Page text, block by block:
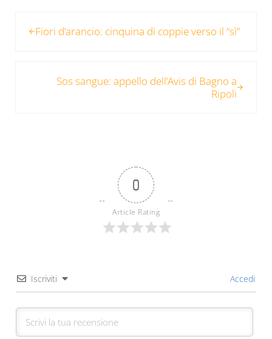
Fiori d’arancio: cinquina di coppie verso il “sì”
Sos sangue: appello dell’Avis di Bagno a
Ripoli
0
Article Rating
Iscriviti Accedi